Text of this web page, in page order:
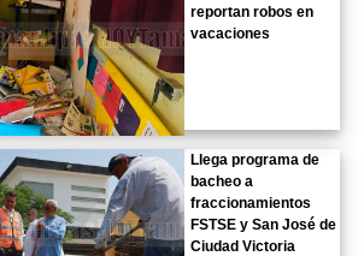
reportan robos en
vacaciones
Llega programa de
bacheo a
fraccionamientos
FSTSE y San José de
Ciudad Victoria